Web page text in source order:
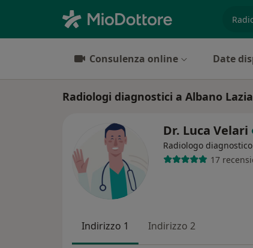
Consulenza online Date
Radiologi diagnostici a Albano
Dr. Luca Velari
Radiologo diagnostico
17
Indirizzo 1 Indirizzo 2